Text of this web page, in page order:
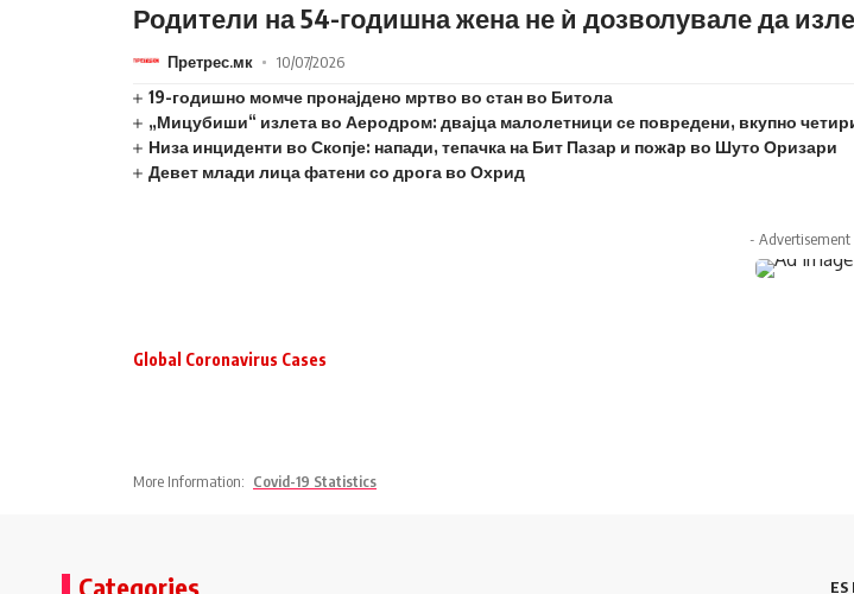
Родители на 54-годишна жена не ѝ дозволувале да
Претрес.мк 10/07/2026
19-годишно момче пронајдено мртво во стан во Битола
„Мицубиши“ излета во Аеродром: двајца малолетници се повредени, вкупно
Низа инциденти во Скопје: напади, тепачка на Бит Пазар и пожaр во Шуто Оризари
Девет млади лица фатени со дрога во Охрид
- Advertisement
Global Coronavirus Cases
More Information: Covid-19 Statistics
Categories ES